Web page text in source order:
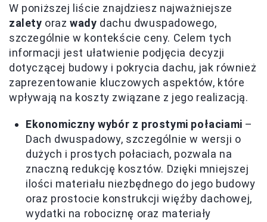
W poniższej liście znajdziesz najważniejsze
zalety orazwady dachu dwuspadowego,
szczególnie w kontekście ceny. Celem tych
informacji jest ułatwienie podjęcia decyzji
dotyczącej budowy i pokrycia dachu, jak również
zaprezentowanie kluczowych aspektów, które
wpływają na koszty związane z jego realizacją.
Ekonomiczny wybór z prostymi połaciami –
Dach dwuspadowy, szczególnie w wersji o
dużych i prostych połaciach, pozwala na
znaczną redukcję kosztów. Dzięki mniejszej
ilości materiału niezbędnego do jego budowy
oraz prostocie konstrukcji więźby dachowej,
wydatki na robociznę oraz materiały